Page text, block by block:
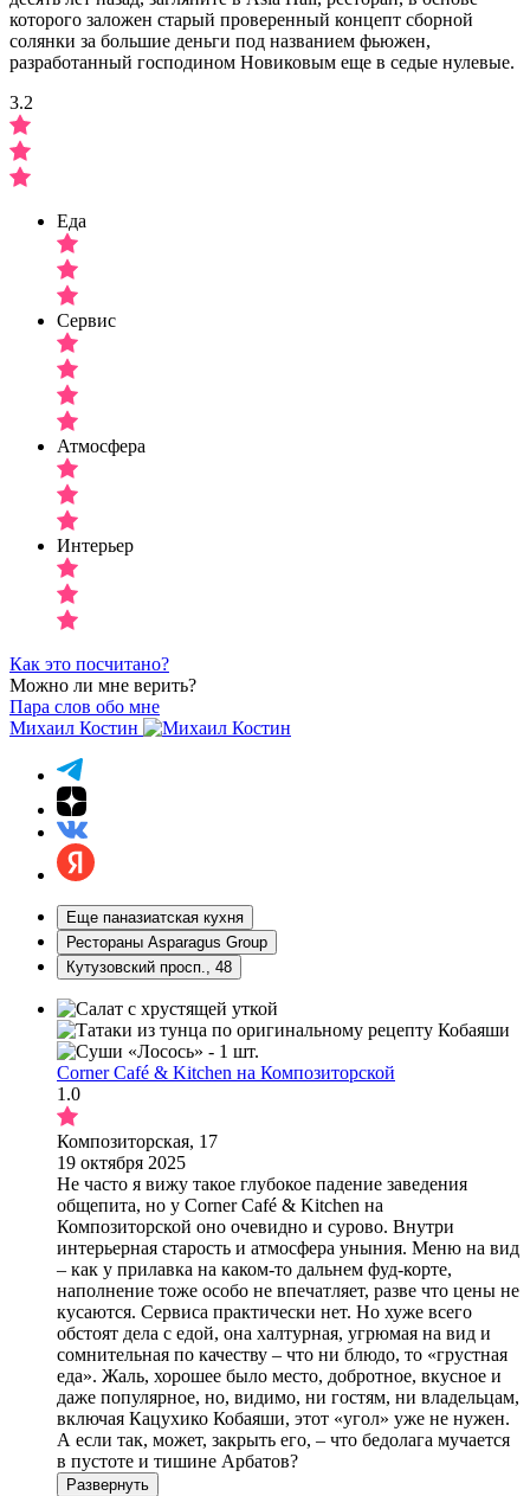
которого заложен старый проверенный концепт сборной
солянки за большие деньги под названием фьюжен,
разработанный господином Новиковым еще в седые нулевые.
3.2
Еда
Сервис
Атмосфера
Интерьер
Как это посчитано?
Можно ли мне верить?
Пара слов обо мне
Михаил Костин
Еще паназиатская кухня
Рестораны Asparagus Group
Кутузовский просп., 48
Corner Café & Kitchen на Композиторской
1.0
Композиторская, 17
19 октября 2025
Не часто я вижу такое глубокое падение заведения
общепита, но у Сorner Café & Kitchen на
Композиторской оно очевидно и сурово. Внутри
интерьерная старость и атмосфера уныния. Меню на вид
– как у прилавка на каком-то дальнем фуд-корте,
наполнение тоже особо не впечатляет, разве что цены не
кусаются. Сервиса практически нет. Но хуже всего
обстоят дела с едой, она халтурная, угрюмая на вид и
сомнительная по качеству – что ни блюдо, то «грустная
еда». Жаль, хорошее было место, добротное, вкусное и
даже популярное, но, видимо, ни гостям, ни владельцам,
включая Кацухико Кобаяши, этот «угол» уже не нужен.
А если так, может, закрыть его, – что бедолага мучается
в пустоте и тишине Арбатов?
Развернуть